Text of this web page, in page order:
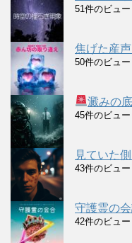
51件のビュー
焦げた産
50件のビュー
澱みの
45件のビュー
見ていた
43件のビュー
守護霊の
42件のビュー